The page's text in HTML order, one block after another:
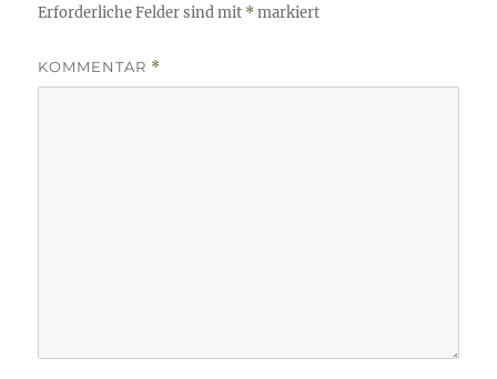
Erforderliche Felder sind mit *markiert
KOMMENTAR *